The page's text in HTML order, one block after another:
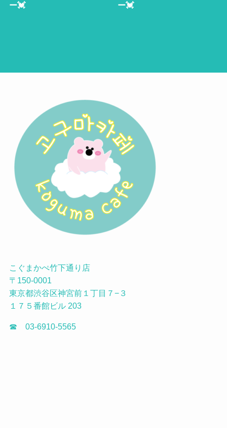
ー💓
ー💓
こぐまかぺ竹下通り店
〒150-0001
東京都渋谷区神宮前１丁目７−３
１７５番館ビル 203
☎ 03-6910-5565